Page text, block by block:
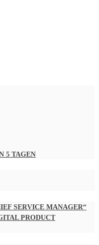
5 TAGEN
SERVICE MANAGER“
PRODUCT